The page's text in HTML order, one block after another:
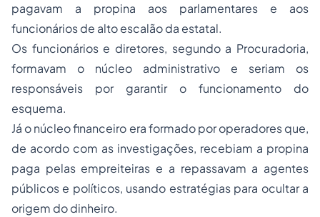
pagavam a propina aos parlamentares e aos
funcionários de alto escalão da estatal.
Os funcionários e diretores, segundo a Procuradoria,
formavam o núcleo administrativo e seriam os
responsáveis por garantir o funcionamento do
esquema.
Já o núcleo financeiro era formado por operadores que,
de acordo com as investigações, recebiam a propina
paga pelas empreiteiras e a repassavam a agentes
públicos e políticos, usando estratégias para ocultar a
origem do dinheiro.